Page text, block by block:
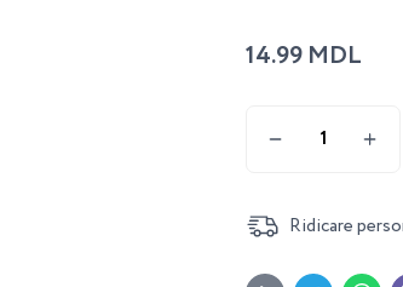
14.99 MDL
Ridicare